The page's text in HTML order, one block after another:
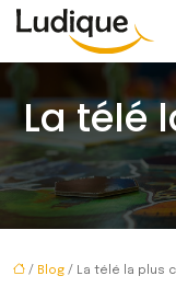
La télé
/ Blog / La télé la plus